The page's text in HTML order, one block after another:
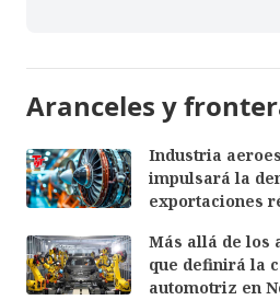
Aranceles y
Industria
impulsará la
exportaciones
Más allá de los
que definirá la
automotriz en